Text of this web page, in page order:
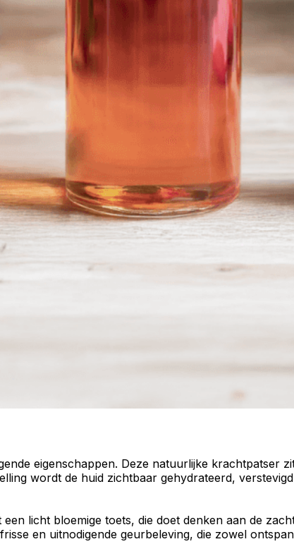
eigenschappen. Deze natuurlijke krachtpatser
wordt de huid zichtbaar gehydrateerd,
een licht bloemige toets, die doet denken aan de
en uitnodigende geurbeleving, die zowel